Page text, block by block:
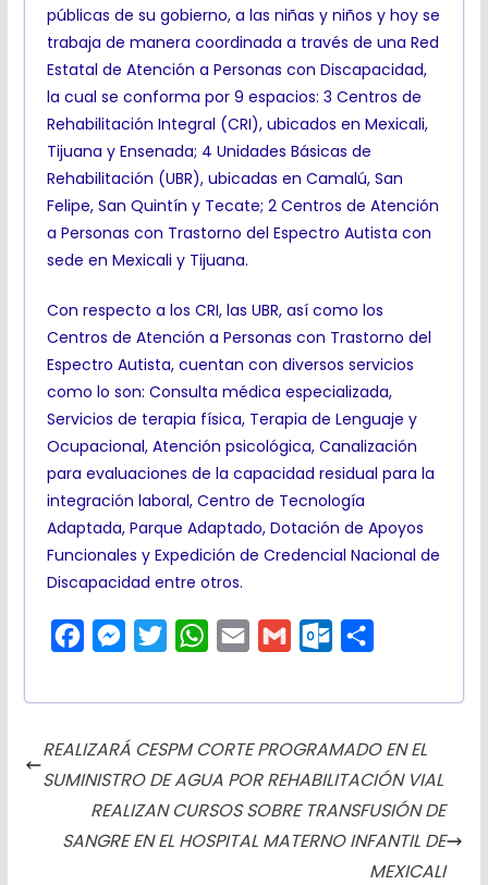
públicas de su gobierno, a las niñas y niños y hoy se
trabaja de manera coordinada a través de una Red
Estatal de Atención a Personas con Discapacidad,
la cual se conforma por 9 espacios: 3 Centros de
Rehabilitación Integral (CRI), ubicados en Mexicali,
Tijuana y Ensenada; 4 Unidades Básicas de
Rehabilitación (UBR), ubicadas en Camalú, San
Felipe, San Quintín y Tecate; 2 Centros de Atención
a Personas con Trastorno del Espectro Autista con
sede en Mexicali y Tijuana.
Con respecto a los CRI, las UBR, así como los
Centros de Atención a Personas con Trastorno del
Espectro Autista, cuentan con diversos servicios
como lo son: Consulta médica especializada,
Servicios de terapia física, Terapia de Lenguaje y
Ocupacional, Atención psicológica, Canalización
para evaluaciones de la capacidad residual para la
integración laboral, Centro de Tecnología
Adaptada, Parque Adaptado, Dotación de Apoyos
Funcionales y Expedición de Credencial Nacional de
Discapacidad entre otros.
c
o
o
M
s
s
n
g
i
e
r
W
a
A
p
a
a
t
o
k
m
r
t
i
REALIZARÁ CESPM CORTE PROGRAMADO EN EL
SUMINISTRO DE AGUA POR REHABILITACIÓN VIAL
REALIZAN CURSOS SOBRE TRANSFUSIÓN DE
SANGRE EN EL HOSPITAL MATERNO INFANTIL DE
MEXICALI